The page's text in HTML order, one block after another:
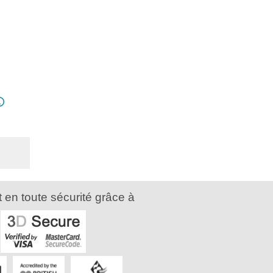
en toute sécurité grâce à